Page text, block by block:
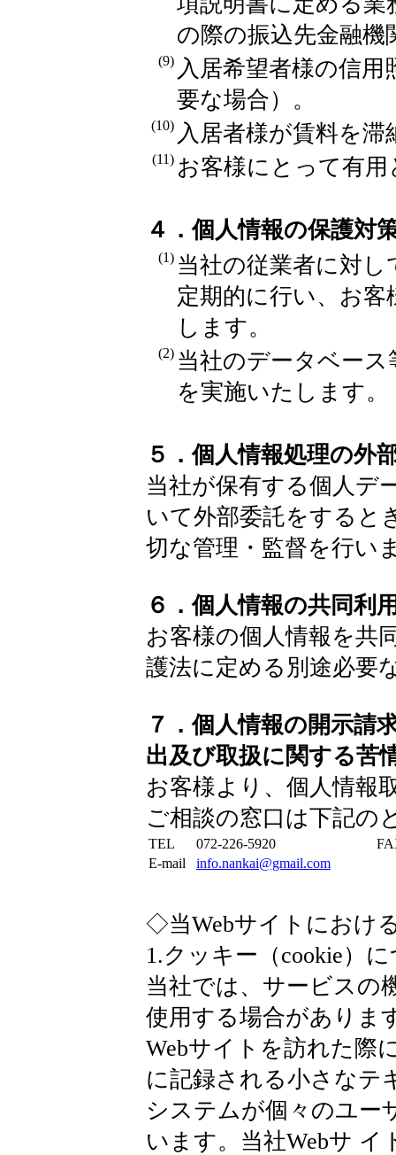
の際の振込先金融
(9) 入居希望者様の信
要な場合）。
(10) 入居者様が賃料を
(11) お客様にとって有
４．個人情報の保護対
(1) 当社の従業者に対
定期的に行い、お
します。
(2) 当社のデータベー
を実施いたします。
５．個人情報処理の外
当社が保有する個人デ
いて外部委託をすると
切な管理・監督を行い
６．個人情報の共同利
お客様の個人情報を共
護法に定める別途必要
７．個人情報の開示請
出及び取扱に関する苦
お客様より、個人情報
ご相談の窓口は下記の
TEL 072-226-5920
E-mail
info.nankai@gmail.com
◇当Webサイトにおけ
1.クッキー（cookie）
当社では、サービスの
使用する場合がありま
Webサイトを訪れた際
に記録される小さなテ
システムが個々のユー
います。当社Webサ